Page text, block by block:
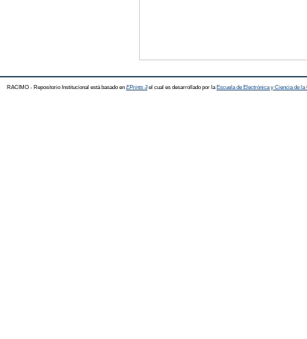
RACIMO - Repositorio Institucional está basado en EPrints 3el cual es desarrollado por la Escuela de Electrónica y Ciencia de la